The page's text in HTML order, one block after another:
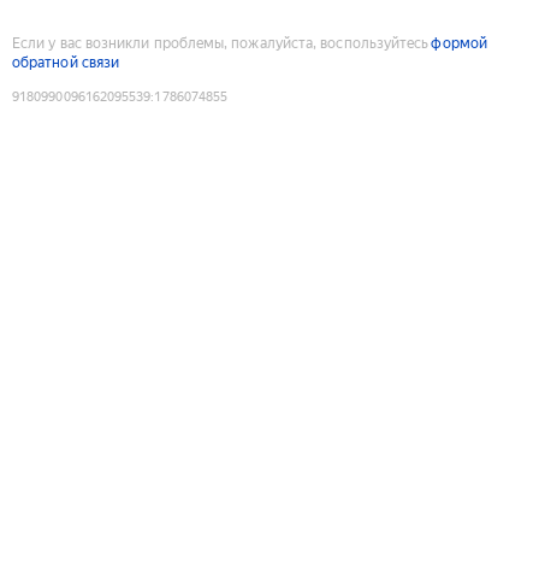
Если у вас возникли проблемы, пожалуйста, воспользуйтесьформой
обратной связи
9180990096162095539:1786074855